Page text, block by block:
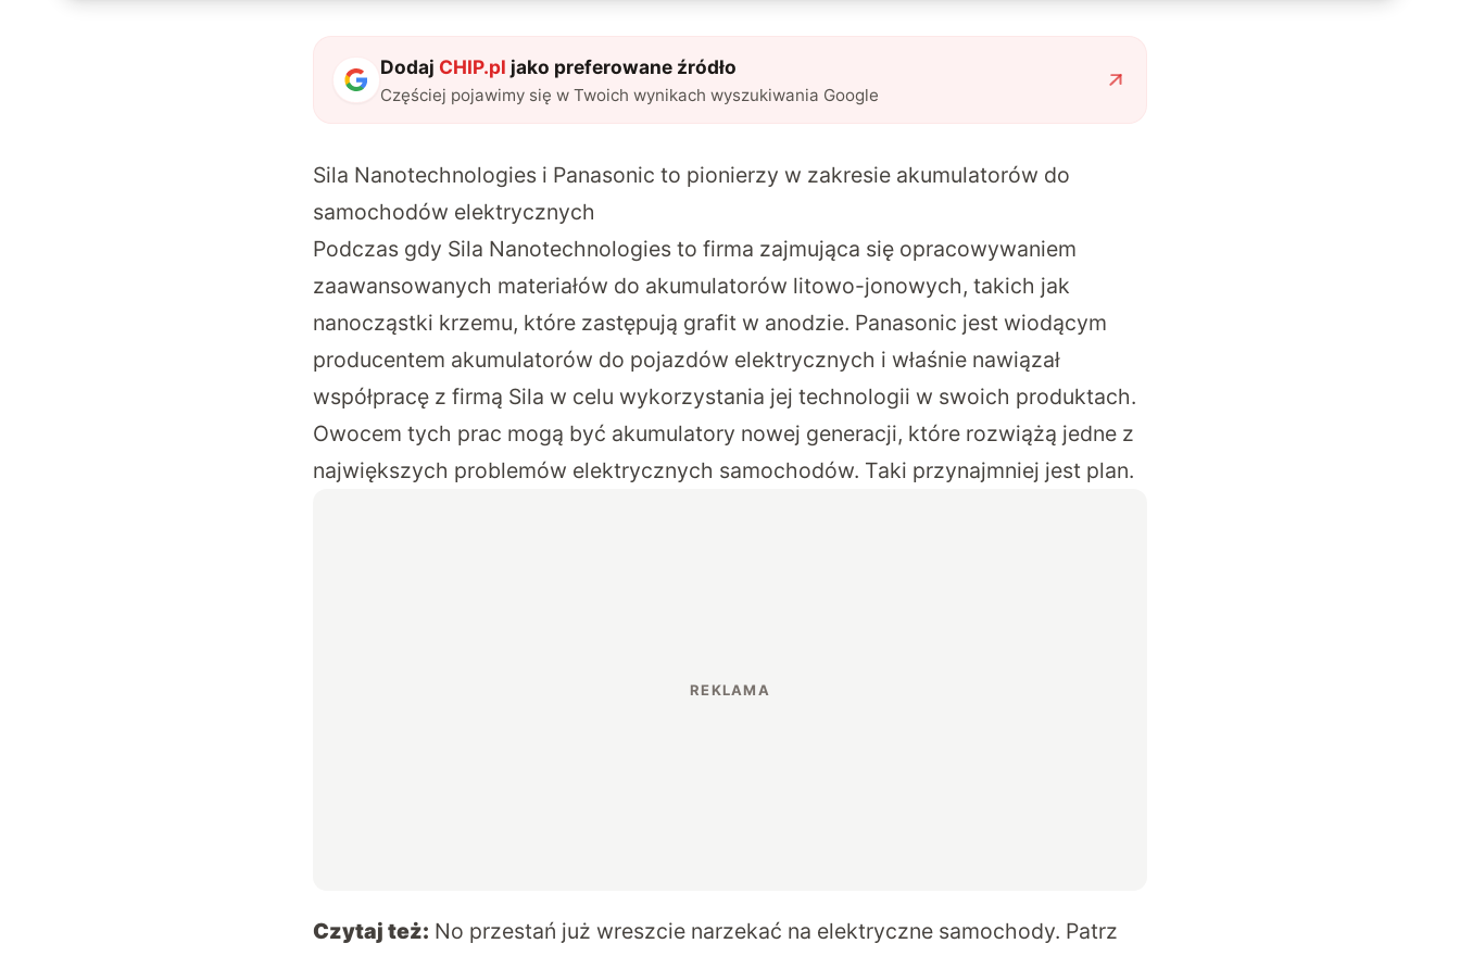
Dodaj CHIP.pl jako preferowane źródło
Częściej pojawimy się w Twoich wynikach wyszukiwania Google
Sila Nanotechnologies i Panasonic to pionierzy w zakresie akumulatorów do
samochodów elektrycznych
Podczas gdy Sila Nanotechnologies to firma zajmująca się opracowywaniem
zaawansowanych materiałów do akumulatorów litowo-jonowych, takich jak
nanocząstki krzemu, które zastępują grafit w anodzie. Panasonic jest wiodącym
producentem akumulatorów do pojazdów elektrycznych i właśnie nawiązał
współpracę z firmą Sila w celu wykorzystania jej technologii w swoich produktach.
Owocem tych prac mogą być akumulatory nowej generacji, które rozwiążą jedne z
największych problemów elektrycznych samochodów. Taki przynajmniej jest plan.
Czytaj też: No przestań już wreszcie narzekać na elektryczne samochody. Patrz